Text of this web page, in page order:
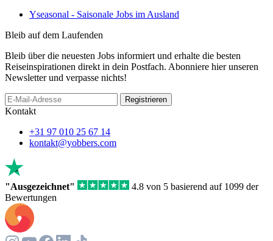
Yseasonal - Saisonale Jobs im Ausland
Bleib auf dem Laufenden
Bleib über die neuesten Jobs informiert und erhalte die besten
Reiseinspirationen direkt in dein Postfach. Abonniere hier unseren
Newsletter und verpasse nichts!
Registrieren
Kontakt
+31 97 010 25 67 14
kontakt@yobbers.com
"Ausgezeichnet"
4.8 von 5 basierend auf 1099 der
Bewertungen